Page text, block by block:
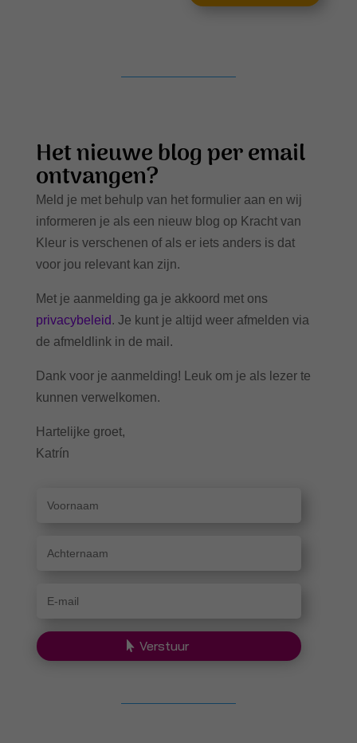
Het nieuwe blog per email
ontvangen?
Meld je met behulp van het formulier aan en wij
informeren je als een nieuw blog op Kracht van
Kleur is verschenen of als er iets anders is dat
voor jou relevant kan zijn.
Met je aanmelding ga je akkoord met ons
privacybeleid. Je kunt je altijd weer afmelden via
de afmeldlink in de mail.
Dank voor je aanmelding! Leuk om je als lezer te
kunnen verwelkomen.
Hartelijke groet,
Katrín
Verstuur